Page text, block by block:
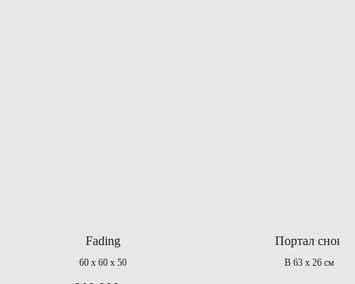
Fading
60 x 60 x 50
Портал снов
В 63 х 26 см